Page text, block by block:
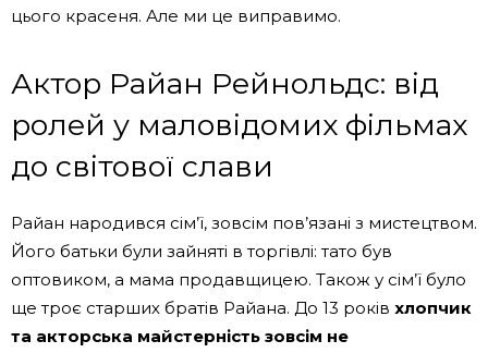
цього красеня. Але ми це виправимо.
Актор Райан Рейнольдс: від
ролей у маловідомих фільмах
до світової слави
Райан народився сім’ї, зовсім пов’язані з мистецтвом.
Його батьки були зайняті в торгівлі: тато був
оптовиком, а мама продавщицею. Також у сім’ї було
ще троє старших братів Райана. До 13 років хлопчик
та акторська майстерність зовсім не